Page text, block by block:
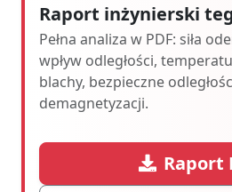
Raport inżynierski
Pełna analiza w PDF: siła
wpływ odległości,
blachy, bezpieczne
demagnetyzacji.
Raport